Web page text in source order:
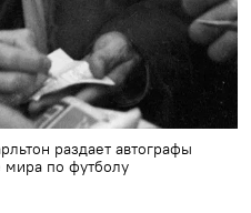
раздает автографы
мира по футболу